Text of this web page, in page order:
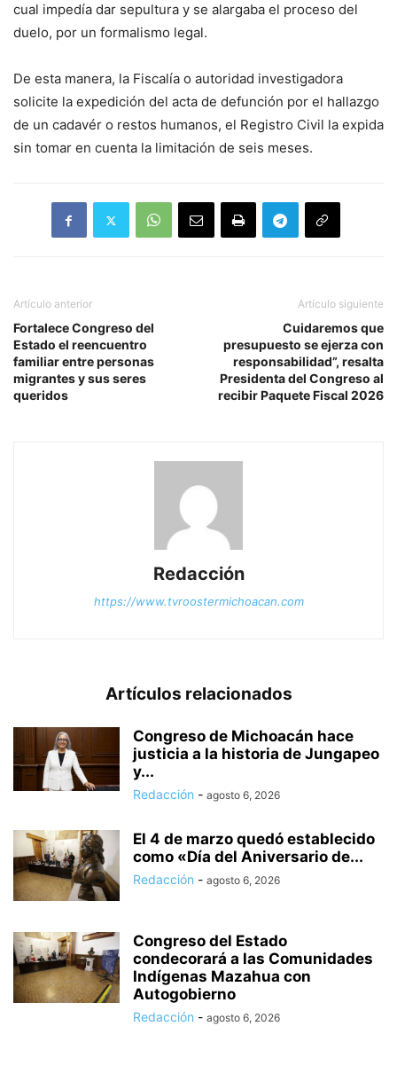
cual impedía dar sepultura y se alargaba el proceso del
duelo, por un formalismo legal.
De esta manera, la Fiscalía o autoridad investigadora
solicite la expedición del acta de defunción por el hallazgo
de un cadavér o restos humanos, el Registro Civil la expida
sin tomar en cuenta la limitación de seis meses.
Artículo anterior
Fortalece Congreso del
Estado el reencuentro
familiar entre personas
migrantes y sus seres
queridos
Artículo siguiente
Cuidaremos que
presupuesto se ejerza con
responsabilidad”, resalta
Presidenta del Congreso al
recibir Paquete Fiscal 2026
Redacción
https://www.tvroostermichoacan.com
Artículos relacionados
Congreso de Michoacán hace
justicia a la historia de Jungapeo
y...
Redacción - agosto 6, 2026
El 4 de marzo quedó establecido
como «Día del Aniversario de...
Redacción - agosto 6, 2026
Congreso del Estado
condecorará a las Comunidades
Indígenas Mazahua con
Autogobierno
Redacción - agosto 6, 2026